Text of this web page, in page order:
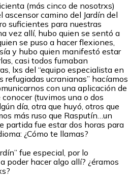
(más cinco de nosotrxs)
ascensor camino del Jardín del
suficientes para nuestras
vez allí, hubo quien se sentó a
se puso a hacer flexiones,
y hubo quien manifestó estar
casi todos fumaban
lxs del “equipo especialista en
refugiadas ucranianas” hacíamos
con una aplicación de
(tuvimos una o dos
día, otra que huyó, otros que
más ruso que Rasputín…un
partida fue estar dos horas para
¿Cómo te llamas?
fue especial, por lo
poder hacer algo allí? ¿éramos